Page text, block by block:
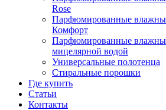
Rose
Парфюмированные
Комфорт
Парфюмированные
мицелярной водой
Универсальные полотенца
Стиральные порошки
Где купить
Статьи
Контакты